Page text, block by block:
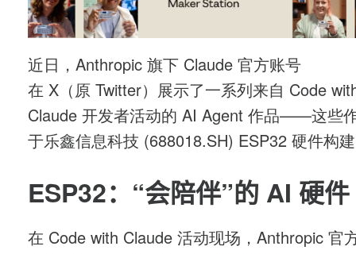
近日，Anthropic 旗下 Claude 官方账号
在 X（原 Twitter）展示了一系列来自 Code
Claude 开发者活动的 AI Agent 作品——这些
于乐鑫信息科技 (688018.SH) ESP32 硬件构
ESP32： “会陪伴”的 AI 硬件
在 Code with Claude 活动现场，Anthropic 官